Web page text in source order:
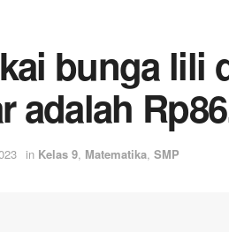
bunga lili
adalah
in Kelas 9, Matematika, SMP